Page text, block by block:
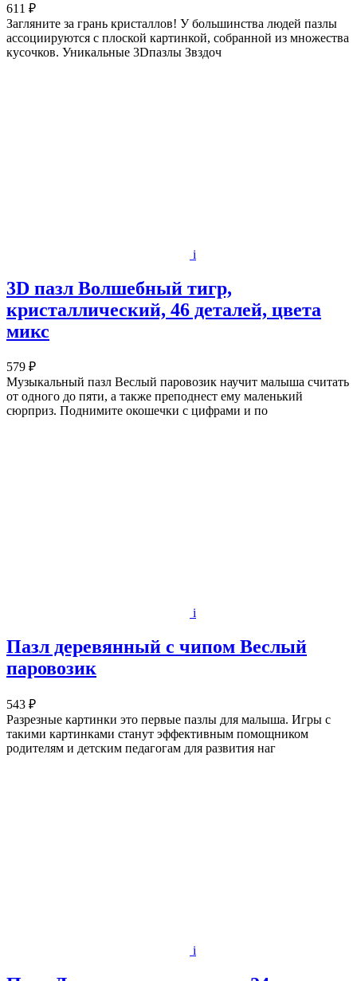
611 ₽
Загляните за грань кристаллов! У большинства людей пазлы
ассоциируются с плоской картинкой, собранной из множества
кусочков. Уникальные 3Dпазлы Звздоч
i
3D пазл Волшебный тигр,
кристаллический, 46 деталей, цвета
микс
579 ₽
Музыкальный пазл Веслый паровозик научит малыша считать
от одного до пяти, а также преподнест ему маленький
сюрприз. Поднимите окошечки с цифрами и по
i
Пазл деревянный с чипом Веслый
паровозик
543 ₽
Разрезные картинки это первые пазлы для малыша. Игры с
такими картинками станут эффективным помощником
родителям и детским педагогам для развития наг
i